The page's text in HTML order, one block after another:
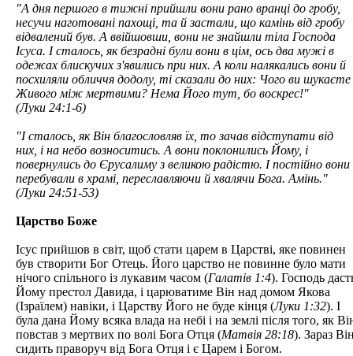
"А дня першого в тижні прийшли вони рано вранці до гробу,
несучи наготовані пахощі, та й застали, що камінь від гробу
відвалений був. А ввійшовши, вони не знайшли тіла Господа
Ісуса. І сталось, як безрадні були вони в цім, ось два мужі в
одежах блискучих з'явились при них. А коли налякались вони й
посхиляли обличчя додолу, ті сказали до них: Чого ви шукаєте
Живого між мертвими? Нема Його тут, бо воскрес!"
(Луки 24:1-6)
"І сталось, як Він благословляв їх, то зачав відступати від
них, і на небо возноситись. А вони поклонились Йому, і
повернулись до Єрусалиму з великою радістю. І постійно вони
перебували в храмі, переславляючи й хвалячи Бога. Амінь."
(Луки 24:51-53)
Царство Боже
Ісус прийшов в світ, щоб стати царем в Царстві, яке повинен
був створити Бог Отець. Його царство не повинне було мати
нічого спільного із лукавим часом (Галатів 1:4). Господь
Йому престол Давида, і царюватиме Він над домом Якова
(Ізраїлем) навіки, і Царству Його не буде кінця (Луки 1:32). І
була дана Йому всяка влада на небі і на землі після того, як
повстав з мертвих по волі Бога Отця (Матвія 28:18). Зараз
сидить праворуч від Бога Отця і є Царем і Богом.